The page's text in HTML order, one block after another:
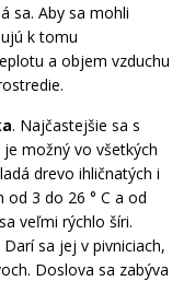
sa. Aby sa mohli
k tomu
a objem vzduchu
.
. Najčastejšie sa s
je možný vo všetkých
drevo ihličnatých i
od 3 do 26 ° C a od
sa veľmi rýchlo šíri.
Darí sa jej v pivniciach,
. Doslova sa zabýva